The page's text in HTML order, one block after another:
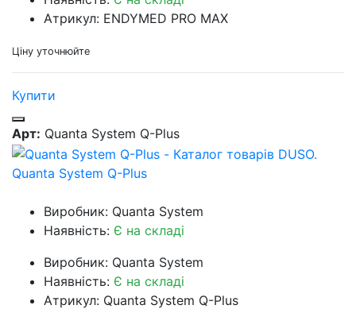
Атрикул: ENDYMED PRO MAX
Ціну уточнюйте
Купити
Арт: Quanta System Q-Plus
Quanta System Q-Plus
Виробник: Quanta System
Наявність: Є на складі
Виробник: Quanta System
Наявність: Є на складі
Атрикул: Quanta System Q-Plus